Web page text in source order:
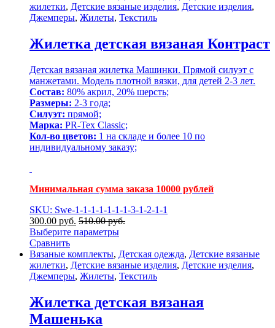
жилетки, Детские вязаные изделия, Детские изделия,
Джемперы, Жилеты, Текстиль
Жилетка детская вязаная Контраст
Детская вязаная жилетка Машинки. Прямой силуэт с
манжетами. Модель плотной вязки, для детей 2-3 лет.
Состав: 80% акрил, 20% шерсть;
Размеры: 2-3 года;
Силуэт: прямой;
Марка: PR-Tex Classic;
Кол-во цветов: 1 на складе и более 10 по
индивидуальному заказу;
Минимальная сумма заказа 10000 рублей
SKU: Swe-1-1-1-1-1-1-1-3-1-2-1-1
300.00 руб. 510.00руб.
Выберите параметры
Сравнить
Вязаные комплекты, Детская одежда, Детские вязаные
жилетки, Детские вязаные изделия, Детские изделия,
Джемперы, Жилеты, Текстиль
Жилетка детская вязаная
Машенька